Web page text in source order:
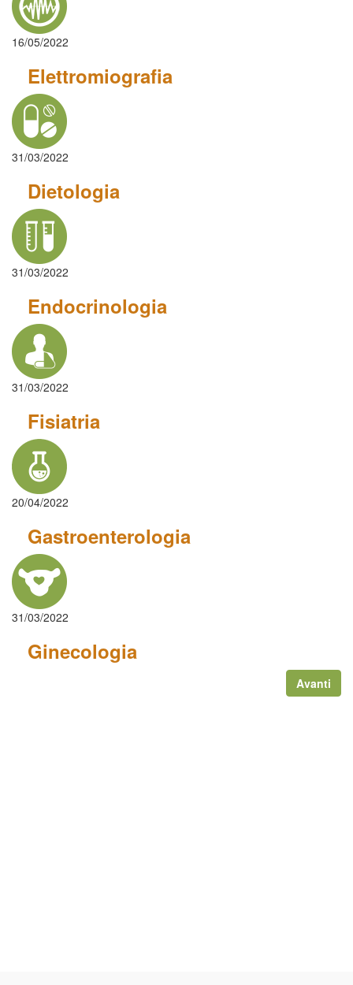
16/05/2022
Elettromiografia
31/03/2022
Dietologia
31/03/2022
Endocrinologia
31/03/2022
Fisiatria
20/04/2022
Gastroenterologia
31/03/2022
Ginecologia
Avanti